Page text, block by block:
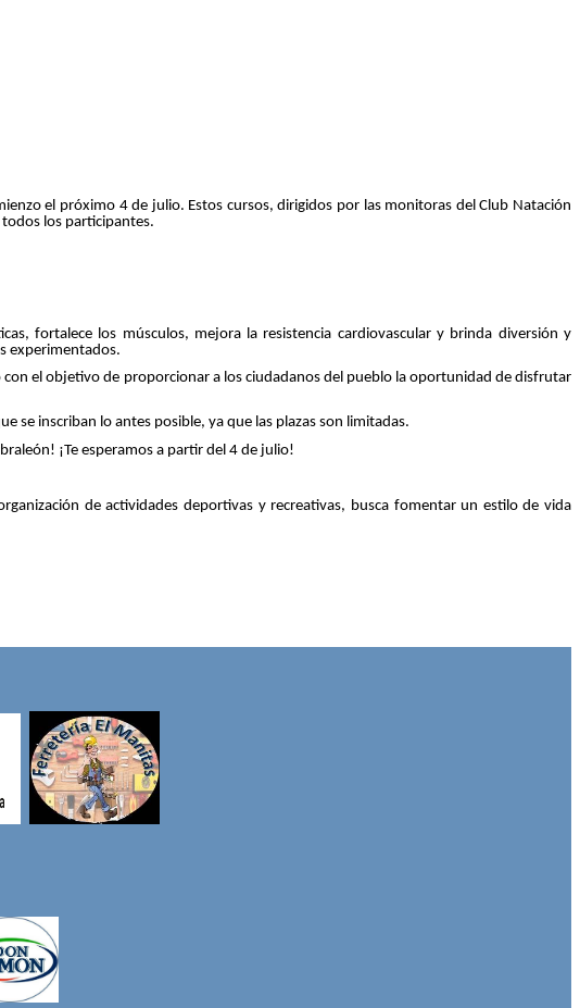
el próximo 4 de julio. Estos cursos, dirigidos por las monitoras del Club Natación
todos los participantes.
fortalece los músculos, mejora la resistencia cardiovascular y brinda diversión y
experimentados.
con el objetivo de proporcionar a los ciudadanos del pueblo la oportunidad de disfrutar
se inscriban lo antes posible, ya que las plazas son limitadas.
¡Te esperamos a partir del 4 de julio!
de actividades deportivas y recreativas, busca fomentar un estilo de vida